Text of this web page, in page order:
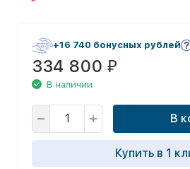
+16 740 бонусных рублей
334 800 ₽
В наличии
В
Купить в 1